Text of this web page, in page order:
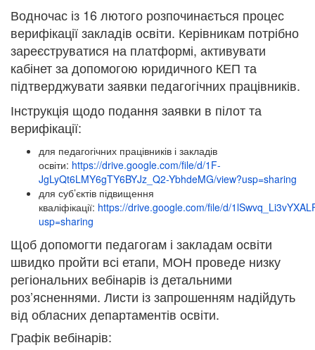
Водночас із 16 лютого розпочинається процес
верифікації закладів освіти. Керівникам потрібно
зареєструватися на платформі, активувати
кабінет за допомогою юридичного КЕП та
підтверджувати заявки педагогічних працівників.
Інструкція щодо подання заявки в пілот та
верифікації:
для педагогічних працівників і закладів
освіти: https://drive.google.com/file/d/1F-
JgLyQt6LMY6gTY6BYJz_Q2-YbhdeMG/view?usp=sharing
для суб’єктів підвищення
кваліфікації: https://drive.google.com/file/d/
usp=sharing
Щоб допомогти педагогам і закладам освіти
швидко пройти всі етапи, МОН проведе низку
регіональних вебінарів із детальними
роз’ясненнями. Листи із запрошенням надійдуть
від обласних департаментів освіти.
Графік вебінарів: